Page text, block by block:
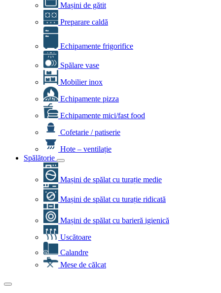
Mașini de gătit
Preparare caldă
Echipamente frigorifice
Spălare vase
Mobilier inox
Echipamente pizza
Echipamente mici/fast food
Cofetarie / patiserie
Hote – ventilație
Spălătorie
Mașini de spălat cu turație medie
Mașini de spălat cu turație ridicată
Mașini de spălat cu barieră igienică
Uscătoare
Calandre
Mese de călcat